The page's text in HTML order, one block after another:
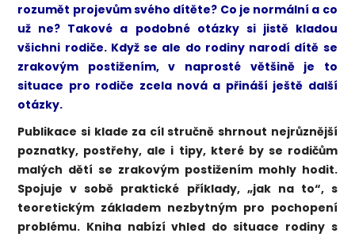
rozumět projevům svého dítěte? Co je normální a co
už ne? Takové a podobné otázky si jistě kladou
všichni rodiče. Když se ale do rodiny narodí dítě se
zrakovým postižením, v naprosté většině je to
situace pro rodiče zcela nová a přináší ještě další
otázky.
Publikace si klade za cíl stručně shrnout nejrůznější
poznatky, postřehy, ale i tipy, které by se rodičům
malých dětí se zrakovým postižením mohly hodit.
Spojuje v sobě praktické příklady, „jak na to“, s
teoretickým základem nezbytným pro pochopení
problému. Kniha nabízí vhled do situace rodiny s